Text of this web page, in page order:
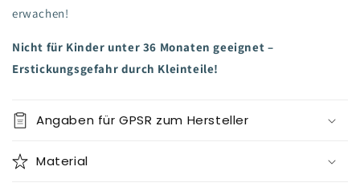
erwachen!
Nicht für Kinder unter 36 Monaten geeignet –
Erstickungsgefahr durch Kleinteile!
Angaben für GPSR zum Hersteller
Material